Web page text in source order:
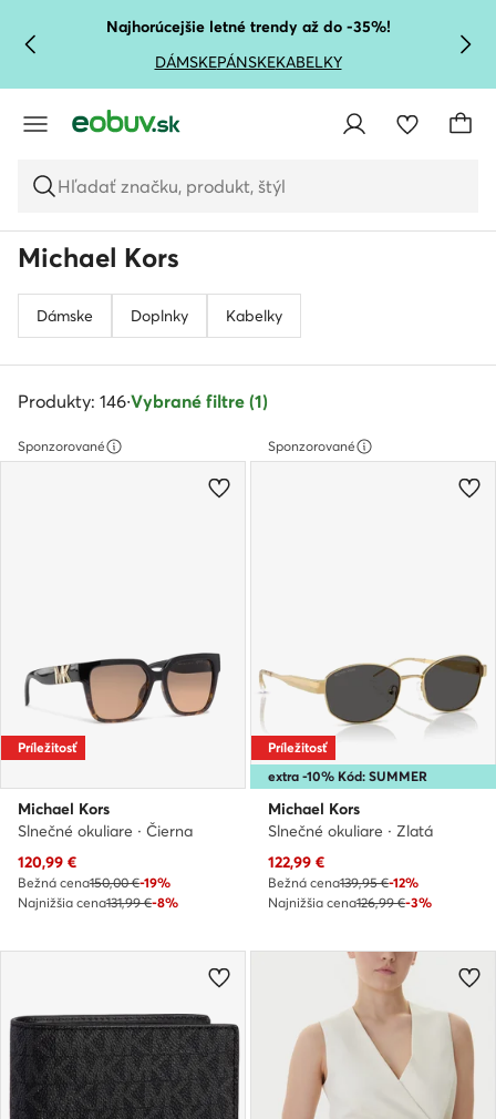
PREJSŤ NA HLAVNÝ OBSAH
PREJSŤ NA VYHĽADÁVANIE
Najhorúcejšie letné trendy až do -35%!
DÁMSKEPÁNSKEKABELKY
Hľadať značku, produkt, štýl
Michael Kors
Dámske Doplnky Kabelky
Produkty: 146·Vybrané filtre (1)
Sponzorované
Príležitosť
Michael Kors
Slnečné okuliare · Čierna
Aktuálna cena
120,99 €
Bežná cena150,00 €-19%
Najnižšia cena131,99 €-8%
Sponzorované
extra -10% Kód: SUMMER
Príležitosť
Michael Kors
Slnečné okuliare · Zlatá
Aktuálna cena
122,99 €
Bežná cena139,95 €-12%
Najnižšia cena126,99 €-3%